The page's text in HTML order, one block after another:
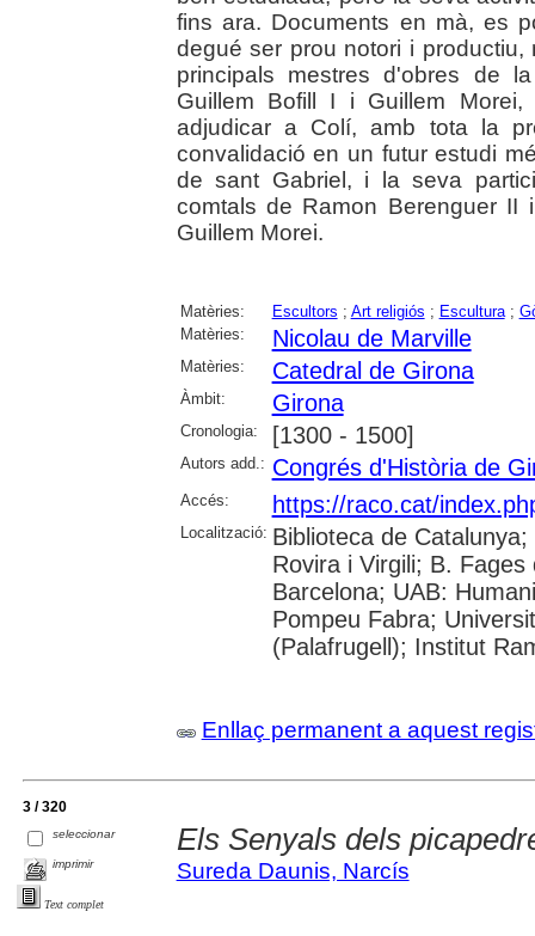
fins ara. Documents en mà, es
degué ser prou notori i
principals mestres d'obres de
Guillem Bofill I i Guillem
adjudicar a Colí, amb tota la
convalidació en un futur estudi
de sant Gabriel, i la seva
comtals de Ramon Berenguer II
Guillem Morei.
Matèries: Escultors ; Art religiós ; Escultura;
Matèries:
Nicolau de Marville
Matèries: Catedral de Girona
Àmbit: Girona
Cronologia: [1300 - 1500]
Autors add.: Congrés d'Història de
Accés: https://raco.cat/
Localització: Biblioteca de
Rovira i Virgili; B.
Barcelona; UAB:
Pompeu Fabra;
(Palafrugell); Institut
Enllaç permanent a aquest
3 / 320
seleccionar
imprimir
Text complet
Els Senyals dels
Sureda Daunis, Narcís